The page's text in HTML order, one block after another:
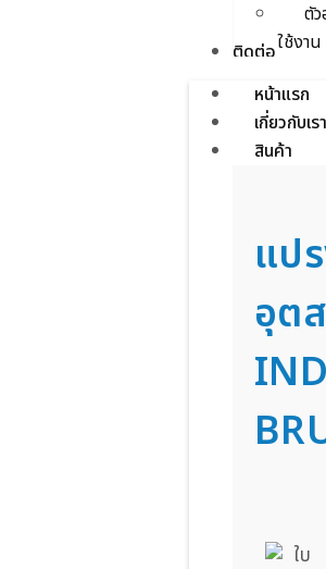
ตั
ใช้งาน
ติดต่อเรา
หน้าแรก
เกี่ยวกับเรา
สินค้า
แป
อุต